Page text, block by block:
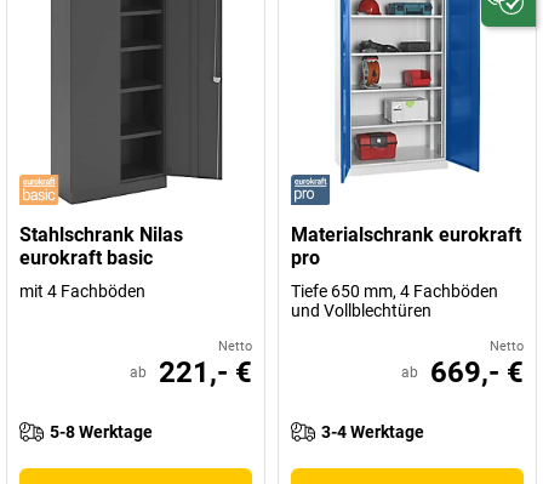
Stahlschrank Nilas
eurokraft basic
mit 4 Fachböden
Netto
ab 221,- €
5-8 Werktage
Materialschrank eurokraft
pro
Tiefe 650 mm, 4 Fachböden
und Vollblechtüren
Netto
ab 669,- €
3-4 Werktage